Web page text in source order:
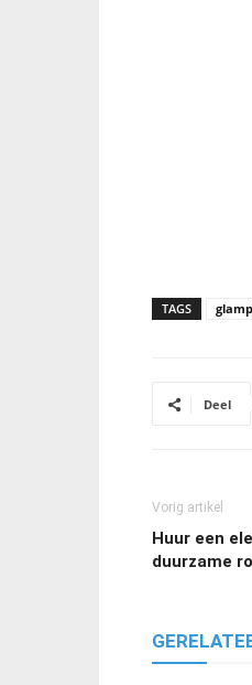
TAGS
Deel
Vorig artikel
Huur een
duurzame